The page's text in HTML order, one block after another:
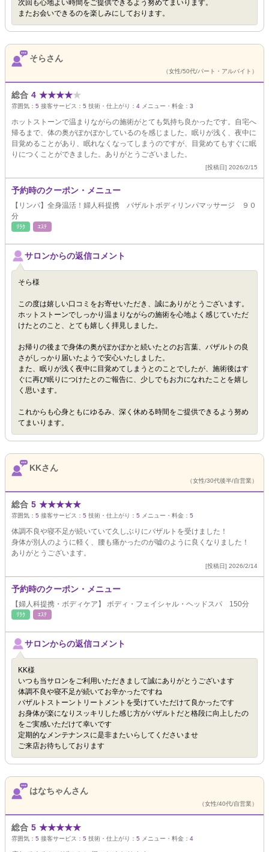
次回も心地よい時間をご提供できるよう努めてまいります。
またお会いできるのを楽しみにしております。
そらさん
（女性/50代/パート・アルバイト）
総合 4 ★★★★★
雰囲気： 5 接客サービス： 5 技術・仕上がり： 4 メニュー・料金： 3
ホットストーンで温まりながらの施術がとても気持ち良かったです。自宅へ
帰るまで、体の奥がぽかぽかしているのを感じました。眠りが浅く、夜中に
目覚めることがあり、眠れなくなってしまうのですが、目覚めてもすぐに眠
りにつくことができました。ありがとうございました。
[投稿日] 2026/2/15
予約時のクーポン・メニュー
【リンパ】全身温活！婦人科提携 バザルトボディリンパマッサージ ９０
分
ﾘﾗｸ ｴｽﾃ
サロンからの返信コメント
そら様
この度は嬉しい口コミをお寄せいただき、誠にありがとうございます。
ホットストーンでしっかり温まりながらの施術を心地よく感じていただ
けたとのこと、とても嬉しく拝見しました。
お帰りの後まで身体の奥がぽかぽかと続いたとのお言葉、バザルトの良
さがしっかり届いたようで安心いたしました。
また、眠りが浅く夜中に目覚めてしまうとのことでしたが、施術後はす
ぐに再び眠りにつけたとのご報告に、少しでもお力になれたことを嬉し
く思います。
これからも心身ともにゆるみ、深く休める時間をご提供できるよう努め
てまいります。
KKさん
（女性/30代後半/自営業）
総合 5 ★★★★★
雰囲気： 5 接客サービス： 5 技術・仕上がり： 5 メニュー・料金： 5
体調不良や寝不足が続いていて久しぶりにバザルトを受けました！
身体が別人のように軽く、腰も痛かったのが嘘のように良くなりました！
ありがとうございます。
[投稿日] 2026/2/14
予約時のクーポン・メニュー
【婦人科提携・ボディケア】 ボディ・フェイシャル・ヘッドスパ 150分
ﾘﾗｸ ｴｽﾃ
サロンからの返信コメント
KK様
いつも当サロンをご利用いただきまして誠にありがとうございます
体調不良や寝不足が続いてお辛かったですね
バザルトストーントリートメントを受けていただけて良かったです
お身体が楽になりスッキリした感じ方がバザルトだと格段に向上したの
をご実感いただけて幸いです
定期的なメンテナンスに是非またいらしてくださいませ
ご来店お待ちしております
はなちゃんさん
（女性/40代/自営業）
総合 5 ★★★★★
雰囲気： 5 接客サービス： 5 技術・仕上がり： 5 メニュー・料金： 4